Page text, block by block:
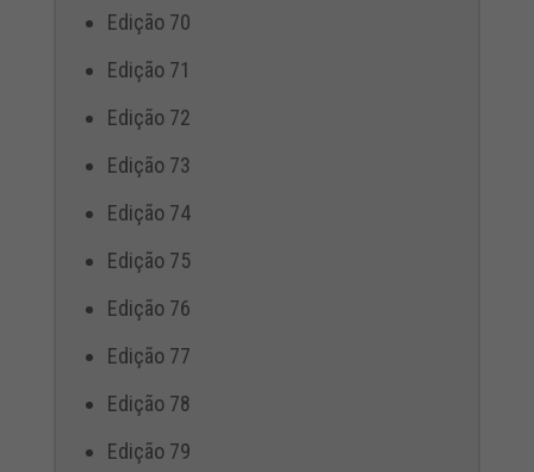
Edição 70
Edição 71
Edição 72
Edição 73
Edição 74
Edição 75
Edição 76
Edição 77
Edição 78
Edição 79